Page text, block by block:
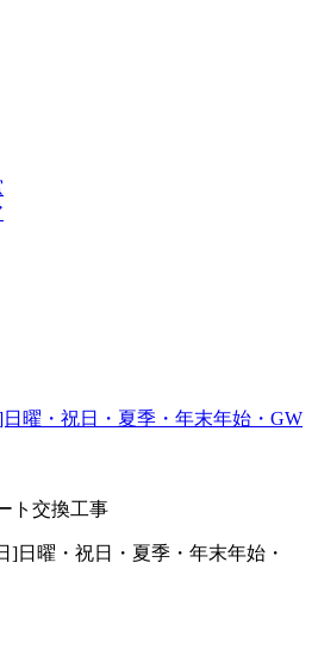
日曜・祝日・夏季・年末年始・GW
ト交換工事
]日曜・祝日・夏季・年末年始・